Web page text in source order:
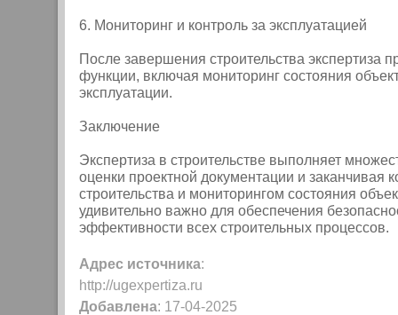
6. Мониторинг и контроль за эксплуатацией
После завершения строительства экспертиза
функции, включая мониторинг состояния
эксплуатации.
Заключение
Экспертиза в строительстве выполняет
оценки проектной документации и заканчивая
строительства и мониторингом состояния
удивительно важно для обеспечения
эффективности всех строительных процессов.
Адрес источника:
http://ugexpertiza.ru
Добавлена: 17-04-2025